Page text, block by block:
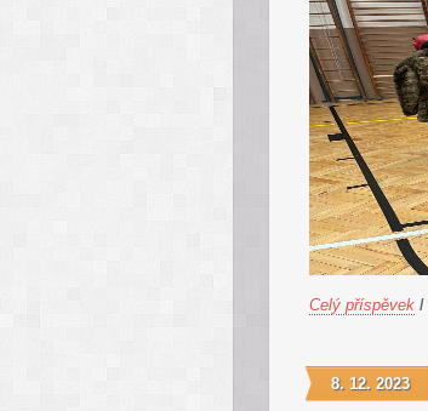
Celý příspěvek /
8. 12. 2023